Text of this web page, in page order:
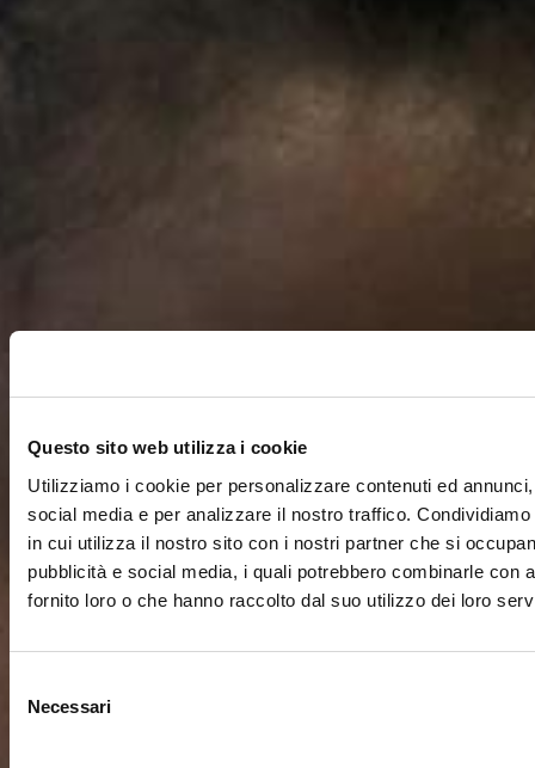
Questo sito web utilizza i cookie
Utilizziamo i cookie per personalizzare contenuti ed
social media e per analizzare il nostro traffico.
in cui utilizza il nostro sito con i nostri partner che si
pubblicità e social media, i quali potrebbero combinarle con
fornito loro o che hanno raccolto dal suo utilizzo dei loro
delNecessari